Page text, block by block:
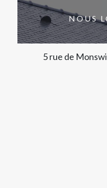
NOUS
5 rue de